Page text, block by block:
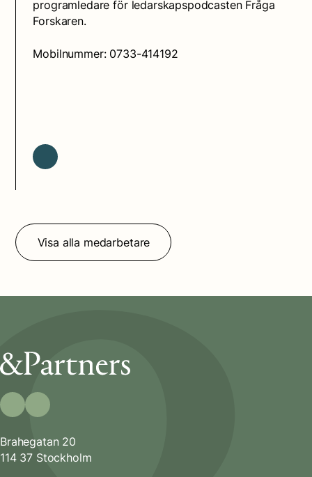
programledare för ledarskapspodcasten Fråga
Forskaren.
Mobilnummer: 0733-414192
Brahegatan 20
114 37 Stockholm